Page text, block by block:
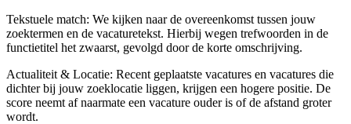
Tekstuele match: We kijken naar de overeenkomst tussen jouw
zoektermen en de vacaturetekst. Hierbij wegen trefwoorden in de
functietitel het zwaarst, gevolgd door de korte omschrijving.
Actualiteit & Locatie: Recent geplaatste vacatures en vacatures die
dichter bij jouw zoeklocatie liggen, krijgen een hogere positie. De
score neemt af naarmate een vacature ouder is of de afstand groter
wordt.